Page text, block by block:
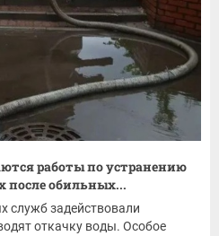
работы по устранению
после обильных...
служб задействовали
откачку воды. Особое